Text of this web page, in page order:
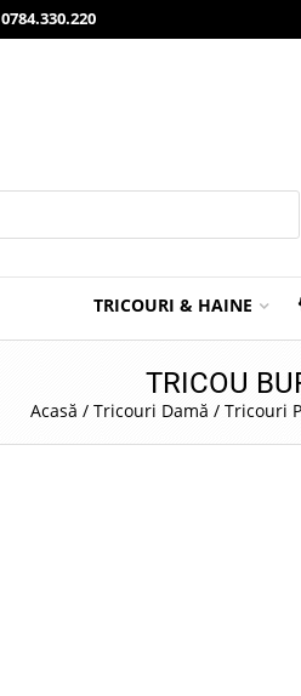
0784.330.220
TRICOURI & HAINE
TRICOU
Acasă / Tricouri Damă / Tricouri